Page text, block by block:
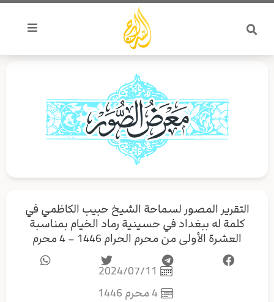
تخطي
المحتوى
التقرير المصور لسماحة الشيخ حبيب الكاظمي في
كلمة له ببغداد في حسينية رماد الخيام بمناسبة
العشرة الأولى من محرم الحرام 1446 – 4 محرم
2024/07/11
4 محرم 1446